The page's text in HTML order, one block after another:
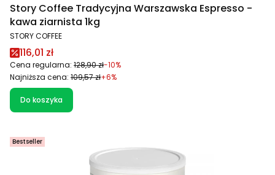
Story Coffee Tradycyjna Warszawska Espresso -
kawa ziarnista 1kg
PRODUCENT
STORY COFFEE
Cena promocyjna
116,01 zł
Cena regularna: 128,90 zł-10%
Najniższa cena: 109,57 zł+6%
Do koszyka
Bestseller